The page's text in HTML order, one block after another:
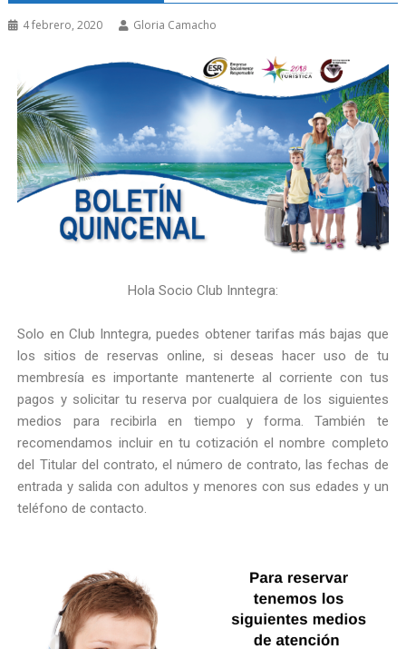
4 febrero, 2020 Gloria Camacho
Hola Socio Club Inntegra:
Solo en Club Inntegra, puedes obtener tarifas más bajas que
los sitios de reservas online, si deseas hacer uso de tu
membresía es importante mantenerte al corriente con tus
pagos y solicitar tu reserva por cualquiera de los siguientes
medios para recibirla en tiempo y forma. También te
recomendamos incluir en tu cotización el nombre completo
del Titular del contrato, el número de contrato, las fechas de
entrada y salida con adultos y menores con sus edades y un
teléfono de contacto.